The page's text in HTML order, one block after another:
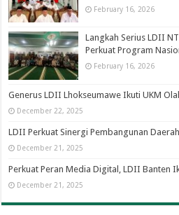
February 16, 2026
Langkah Serius LDII
Perkuat Program
February 16, 2026
Generus LDII Lhokseumawe Ikuti UKM
December 22, 2025
LDII Perkuat Sinergi Pembangunan
December 21, 2025
Perkuat Peran Media Digital, LDII Banten
December 21, 2025